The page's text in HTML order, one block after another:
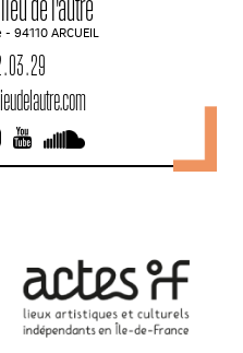
94110 ARCUEIL
. 03 . 29